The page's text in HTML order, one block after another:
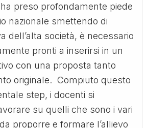
preso profondamente piede
nazionale smettendo di
dell’alta società, è necessario
pronti a inserirsi in un
con una proposta tanto
originale. Compiuto questo
step, i docenti si
su quelli che sono i vari
proporre e formare l’allievo